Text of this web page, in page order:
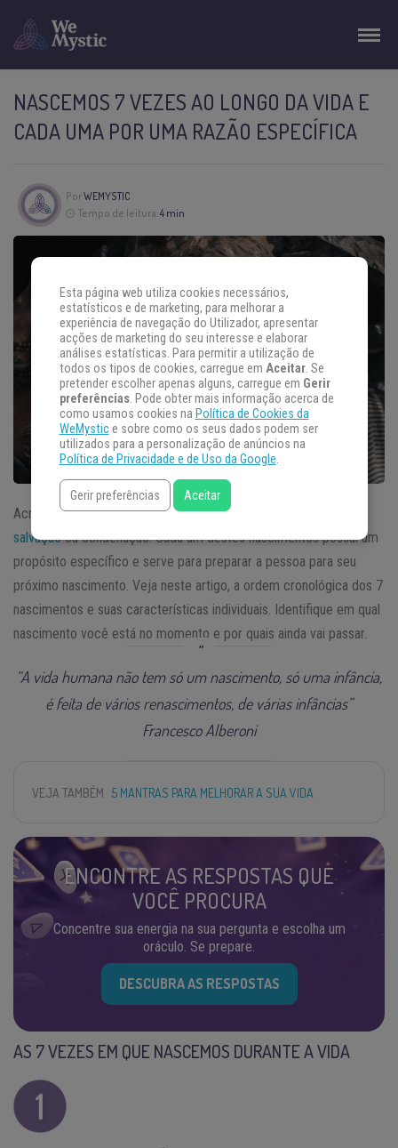
NASCEMOS 7 VEZES AO LONGO DA VIDA E
CADA UMA POR UMA RAZÃO ESPECÍFICA
PorWEMYSTIC
Tempo de leitura:4 min
Acredita-se que nascemos 7 vezes na vida antes de chegar à
salvaçãoou condenação. Cada um destes nascimentos possui um
propósito específico e serve para preparar a pessoa para seu
próximo nascimento. Veja neste artigo, a ordem cronológica dos 7
nascimentos e suas características individuais. Identifique em qual
nascimento você está no momento e por quais ainda vai passar.
“A vida humana não tem só um nascimento, só uma infância,
é feita de vários renascimentos, de várias infâncias”
Francesco Alberoni
VEJA TAMBÉM 5 MANTRAS PARA MELHORAR A SUA VIDA
ENCONTRE AS RESPOSTAS QUE
VOCÊ PROCURA
Concentre sua energia na sua pergunta e escolha um
oráculo. Se prepare.
DESCUBRA AS RESPOSTAS
AS 7 VEZES EM QUE NASCEMOS DURANTE A VIDA
Esta página web utiliza cookies necessários,
estatísticos e de marketing, para melhorar a
experiência de navegação do Utilizador, apresentar
acções de marketing do seu interesse e elaborar
análises estatísticas. Para permitir a utilização de
todos os tipos de cookies, carregue em Aceitar. Se
pretender escolher apenas alguns, carregue em Gerir
preferências. Pode obter mais informação acerca de
como usamos cookies na Política de Cookies da
WeMystice sobre como os seus dados podem ser
utilizados para a personalização de anúncios na
Política de Privacidade e de Uso da Google.
Gerir preferências Aceitar